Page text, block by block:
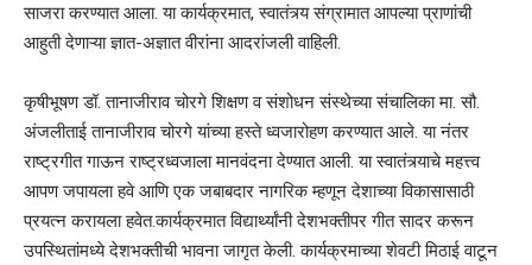
साजरा करण्यात आला. या कार्यक्रमात, स्वातंत्र्य संग्रामात आपल्या प्राणांची
आहुती देणाऱ्या ज्ञात-अज्ञात वीरांना आदरांजली वाहिली.
कृषीभूषण डॉ. तानाजीराव चोरगे शिक्षण व संशोधन संस्थेच्या संचालिका मा. सौ.
अंजलीताई तानाजीराव चोरगे यांच्या हस्ते ध्वजारोहण करण्यात आले. या नंतर
राष्ट्रगीत गाऊन राष्ट्रध्वजाला मानवंदना देण्यात आली. या स्वातंत्र्याचे महत्त्व
आपण जपायला हवे आणि एक जबाबदार नागरिक म्हणून देशाच्या विकासासाठी
प्रयत्न करायला हवेत.कार्यक्रमात विद्यार्थ्यांनी देशभक्तीपर गीत सादर करून
उपस्थितांमध्ये देशभक्तीची भावना जागृत केली. कार्यक्रमाच्या शेवटी मिठाई वाटून